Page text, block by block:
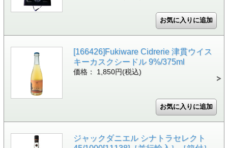
[166426]Fukiware Cidrerie 津貫ウイス
キーカスクシードル 9%/375ml
価格： 1,850円(税込)
ジャックダニエル シナトラセレクト